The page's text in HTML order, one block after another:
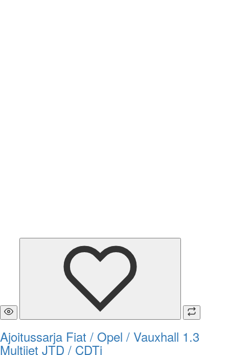
Ajoitussarja Fiat / Opel / Vauxhall 1.3
Multijet JTD / CDTi